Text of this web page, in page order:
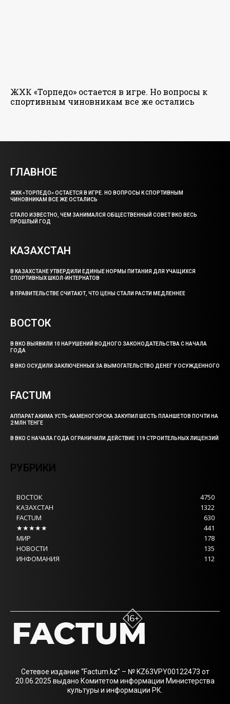
ЖХК «Торпедо» остается в игре. Но вопросы к
спортивным чиновникам все же остались
ГЛАВНОЕ
ЖХК «ТОРПЕДО» ОСТАЕТСЯ В ИГРЕ. НО ВОПРОСЫ К СПОРТИВНЫМ
ЧИНОВНИКАМ ВСЕ ЖЕ ОСТАЛИСЬ
СТАЛО ИЗВЕСТНО, ЧЕМ ЗАНИМАЛСЯ ОБЩЕСТВЕННЫЙ СОВЕТ ВКО ВЕСЬ
ПРОШЛЫЙ ГОД
КАЗАХСТАН
В КАЗАХСТАНЕ УТВЕРДИЛИ ЕДИНЫЕ НОРМЫ ПИТАНИЯ ДЛЯ УЧАЩИХСЯ
СПОРТИВНЫХ ШКОЛ-ИНТЕРНАТОВ
В ПРАВИТЕЛЬСТВЕ СЧИТАЮТ, ЧТО ЦЕНЫ СТАЛИ РАСТИ МЕДЛЕННЕЕ
ВОСТОК
В ВКО ВЫЯВИЛИ 10 НАРУШЕНИЙ ВОДНОГО ЗАКОНОДАТЕЛЬСТВА С НАЧАЛА
ГОДА
В ВКО ОСУДИЛИ ЗАКЛЮЧЕННЫХ ЗА ВЫМОГАТЕЛЬСТВО ДЕНЕГ У ОСУЖДЕННОГО
FACTUM
АППАРАТ АКИМА УСТЬ-КАМЕНОГОРСКА ЗАКУПИЛ ШЕСТЬ ПЛАНШЕТОВ ПОЧТИ НА
2 МЛН ТЕНГЕ
В ВКО С НАЧАЛА ГОДА ОГРАНИЧИЛИ ДЕЙСТВИЕ 119 СТРОИТЕЛЬНЫХ ЛИЦЕНЗИЙ
РУБРИКИ
ВОСТОК
4750
КАЗАХСТАН
1322
FACTUM
630
★★★★★
441
МИР
178
НОВОСТИ
135
ИНФОМАНИЯ
112
Сетевое издание “Factum.kz” – № KZ63VPY00122473 от
20.06.2025 выдано Комитетом информации Министерства
культуры и информации РК.